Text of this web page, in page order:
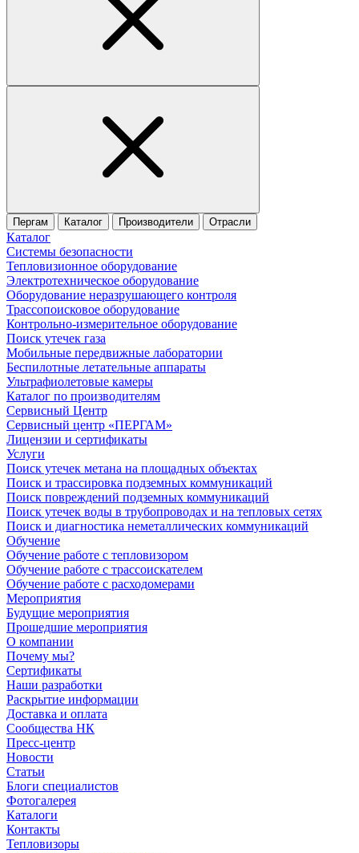
Пергам Каталог Производители Отрасли
Каталог
Системы безопасности
Тепловизионное оборудование
Электротехническое оборудование
Оборудование неразрушающего контроля
Трассопоисковое оборудование
Контрольно-измерительное оборудование
Поиск утечек газа
Мобильные передвижные лаборатории
Беспилотные летательные аппараты
Ультрафиолетовые камеры
Каталог по производителям
Сервисный Центр
Сервисный центр «ПЕРГАМ»
Лицензии и сертификаты
Услуги
Поиск утечек метана на площадных объектах
Поиск и трассировка подземных коммуникаций
Поиск повреждений подземных коммуникаций
Поиск утечек воды в трубопроводах и на тепловых сетях
Поиск и диагностика неметаллических коммуникаций
Обучение
Обучение работе с тепловизором
Обучение работе с трассоискателем
Обучение работе с расходомерами
Мероприятия
Будущие мероприятия
Прошедшие мероприятия
О компании
Почему мы?
Сертификаты
Наши разработки
Раскрытие информации
Доставка и оплата
Сообщества НК
Пресс-центр
Новости
Статьи
Блоги специалистов
Фотогалерея
Каталоги
Контакты
Тепловизоры